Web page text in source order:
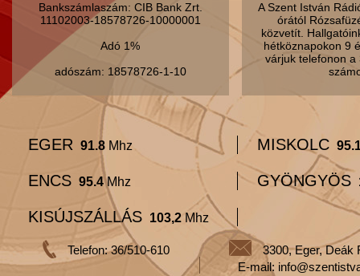
Bankszámlaszám: CIB Bank Zrt.
11102003-18578726-10000001
Adó 1%
adószám: 18578726-1-10
A Szent István
órától
közvetít.
hétköznapokon 9
várjuk telefonon
EGER 91.8 Mhz MISKOLC
ENCS 95.4Mhz GYÖNGYÖS
KISÚJSZÁLLÁS 103,2 Mhz
Telefon: 36/510-610
3300, Eger, Deák
E-mail: